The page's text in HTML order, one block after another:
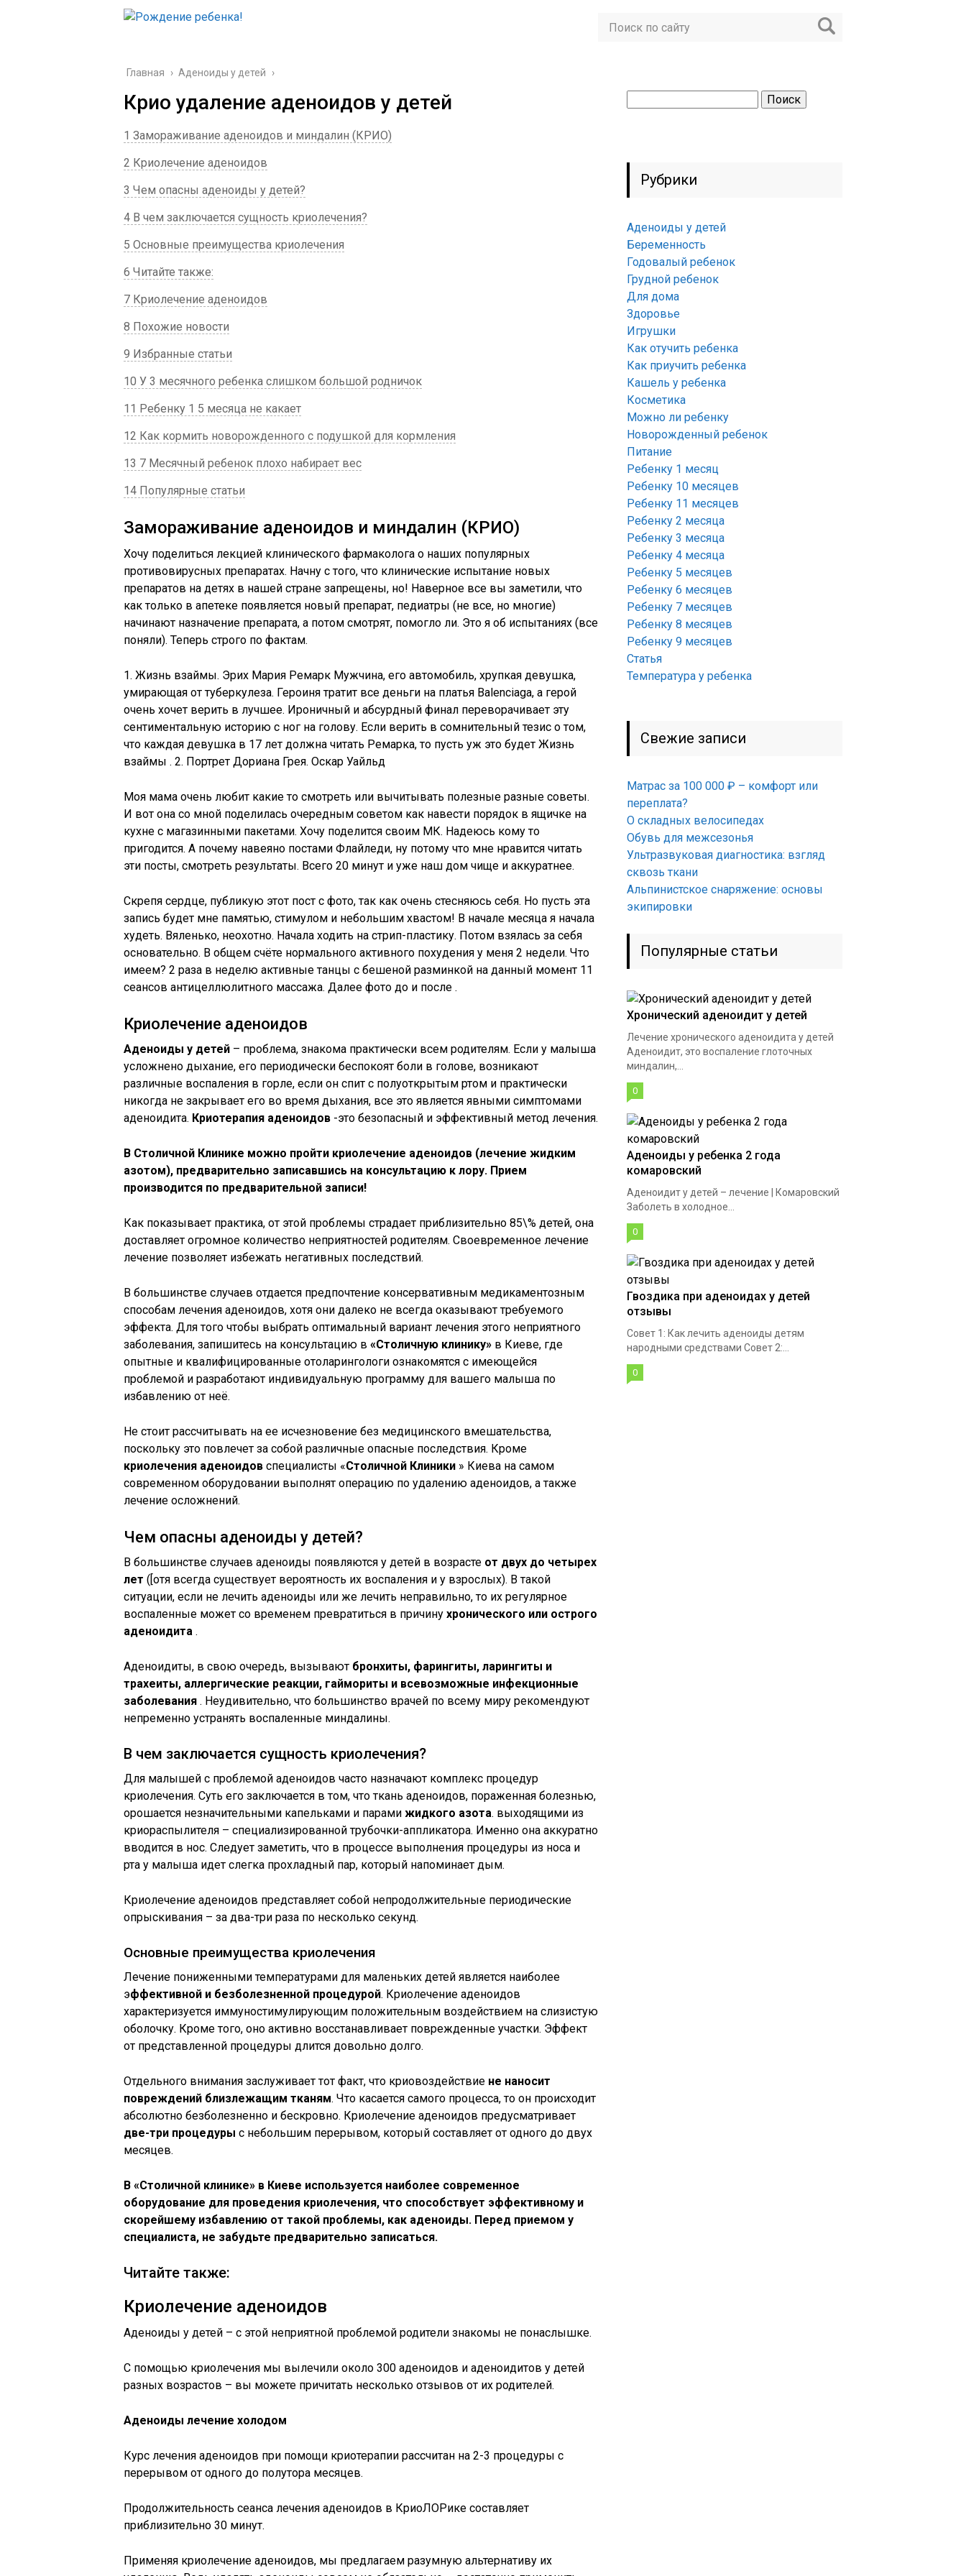
Главная › Аденоиды у детей ›
Крио удаление аденоидов у детей
1 Замораживание аденоидов и миндалин (КРИО)
2 Криолечение аденоидов
3 Чем опасны аденоиды у детей?
4 В чем заключается сущность криолечения?
5 Основные преимущества криолечения
6 Читайте также:
7 Криолечение аденоидов
8 Похожие новости
9 Избранные статьи
10 У 3 месячного ребенка слишком большой родничок
11 Ребенку 1 5 месяца не какает
12 Как кормить новорожденного с подушкой для кормления
13 7 Месячный ребенок плохо набирает вес
14 Популярные статьи
Замораживание аденоидов и миндалин (КРИО)
Хочу поделиться лекцией клинического фармаколога о наших популярных
противовирусных препаратах. Начну с того, что клинические испытание новых
препаратов на детях в нашей стране запрещены, но! Наверное все вы заметили, что
как только в апетеке появляется новый препарат, педиатры (не все, но многие)
начинают назначение препарата, а потом смотрят, помогло ли. Это я об испытаниях (все
поняли). Теперь строго по фактам.
1. Жизнь взаймы. Эрих Мария Ремарк Мужчина, его автомобиль, хрупкая девушка,
умирающая от туберкулеза. Героиня тратит все деньги на платья Balenciaga, а герой
очень хочет верить в лучшее. Ироничный и абсурдный финал переворачивает эту
сентиментальную историю с ног на голову. Если верить в сомнительный тезис о том,
что каждая девушка в 17 лет должна читать Ремарка, то пусть уж это будет Жизнь
взаймы . 2. Портрет Дориана Грея. Оскар Уайльд
Моя мама очень любит какие то смотреть или вычитывать полезные разные советы.
И вот она со мной поделилась очередным советом как навести порядок в ящичке на
кухне с магазинными пакетами. Хочу поделится своим МК. Надеюсь кому то
пригодится. А почему навеяно постами Флайледи, ну потому что мне нравится читать
эти посты, смотреть результаты. Всего 20 минут и уже наш дом чище и аккуратнее.
Скрепя сердце, публикую этот пост с фото, так как очень стесняюсь себя. Но пусть эта
запись будет мне памятью, стимулом и небольшим хвастом! В начале месяца я начала
худеть. Вяленько, неохотно. Начала ходить на стрип-пластику. Потом взялась за себя
основательно. В общем счёте нормального активного похудения у меня 2 недели. Что
имеем? 2 раза в неделю активные танцы с бешеной разминкой на данный момент 11
сеансов антицеллюлитного массажа. Далее фото до и после .
Криолечение аденоидов
Аденоиды у детей – проблема, знакома практически всем родителям. Если у малыша
усложнено дыхание, его периодически беспокоят боли в голове, возникают
различные воспаления в горле, если он спит с полуоткрытым ртом и практически
никогда не закрывает его во время дыхания, все это является явными симптомами
аденоидита. Криотерапия аденоидов -это безопасный и эффективный метод лечения.
В Столичной Клинике можно пройти криолечение аденоидов (лечение жидким
азотом), предварительно записавшись на консультацию к лору. Прием
производится по предварительной записи!
Как показывает практика, от этой проблемы страдает приблизительно 85\% детей, она
доставляет огромное количество неприятностей родителям. Своевременное лечение
лечение позволяет избежать негативных последствий.
В большинстве случаев отдается предпочтение консервативным медикаментозным
способам лечения аденоидов, хотя они далеко не всегда оказывают требуемого
эффекта. Для того чтобы выбрать оптимальный вариант лечения этого неприятного
заболевания, запишитесь на консультацию в «Столичную клинику» в Киеве, где
опытные и квалифицированные отоларингологи ознакомятся с имеющейся
проблемой и разработают индивидуальную программу для вашего малыша по
избавлению от неё.
Не стоит рассчитывать на ее исчезновение без медицинского вмешательства,
поскольку это повлечет за собой различные опасные последствия. Кроме
криолечения аденоидов специалисты «Столичной Клиники » Киева на самом
современном оборудовании выполнят операцию по удалению аденоидов, а также
лечение осложнений.
Чем опасны аденоиды у детей?
В большинстве случаев аденоиды появляются у детей в возрасте от двух до четырех
лет ([отя всегда существует вероятность их воспаления и у взрослых). В такой
ситуации, если не лечить аденоиды или же лечить неправильно, то их регулярное
воспаленные может со временем превратиться в причину хронического или острого
аденоидита .
Аденоидиты, в свою очередь, вызывают бронхиты, фарингиты, ларингиты и
трахеиты, аллергические реакции, гаймориты и всевозможные инфекционные
заболевания . Неудивительно, что большинство врачей по всему миру рекомендуют
непременно устранять воспаленные миндалины.
В чем заключается сущность криолечения?
Для малышей с проблемой аденоидов часто назначают комплекс процедур
криолечения. Суть его заключается в том, что ткань аденоидов, пораженная болезнью,
орошается незначительными капельками и парами жидкого азота. выходящими из
криораспылителя – специализированной трубочки-аппликатора. Именно она аккуратно
вводится в нос. Следует заметить, что в процессе выполнения процедуры из носа и
рта у малыша идет слегка прохладный пар, который напоминает дым.
Криолечение аденоидов представляет собой непродолжительные периодические
опрыскивания – за два-три раза по несколько секунд.
Основные преимущества криолечения
Лечение пониженными температурами для маленьких детей является наиболее
эффективной и безболезненной процедурой. Криолечение аденоидов
характеризуется иммуностимулирующим положительным воздействием на слизистую
оболочку. Кроме того, оно активно восстанавливает поврежденные участки. Эффект
от представленной процедуры длится довольно долго.
Отдельного внимания заслуживает тот факт, что криовоздействие не наносит
повреждений близлежащим тканям. Что касается самого процесса, то он происходит
абсолютно безболезненно и бескровно. Криолечение аденоидов предусматривает
две-три процедуры с небольшим перерывом, который составляет от одного до двух
месяцев.
В «Столичной клинике» в Киеве используется наиболее современное
оборудование для проведения криолечения, что способствует эффективному и
скорейшему избавлению от такой проблемы, как аденоиды. Перед приемом у
специалиста, не забудьте предварительно записаться.
Читайте также:
Криолечение аденоидов
Аденоиды у детей – с этой неприятной проблемой родители знакомы не понаслышке.
С помощью криолечения мы вылечили около 300 аденоидов и аденоидитов у детей
разных возрастов – вы можете причитать несколько отзывов от их родителей.
Аденоиды лечение холодом
Курс лечения аденоидов при помощи криотерапии рассчитан на 2-3 процедуры с
перерывом от одного до полутора месяцев.
Продолжительность сеанса лечения аденоидов в КриоЛОРике составляет
приблизительно 30 минут.
Применяя криолечение аденоидов, мы предлагаем разумную альтернативу их
Рубрики
Аденоиды у детей
Беременность
Годовалый ребенок
Грудной ребенок
Для дома
Здоровье
Игрушки
Как отучить ребенка
Как приучить ребенка
Кашель у ребенка
Косметика
Можно ли ребенку
Новорожденный ребенок
Питание
Ребенку 1 месяц
Ребенку 10 месяцев
Ребенку 11 месяцев
Ребенку 2 месяца
Ребенку 3 месяца
Ребенку 4 месяца
Ребенку 5 месяцев
Ребенку 6 месяцев
Ребенку 7 месяцев
Ребенку 8 месяцев
Ребенку 9 месяцев
Статья
Температура у ребенка
Свежие записи
Матрас за 100 000 ₽ – комфорт или
переплата?
О складных велосипедах
Обувь для межсезонья
Ультразвуковая диагностика: взгляд
сквозь ткани
Альпинистское снаряжение: основы
экипировки
Популярные статьи
Хронический аденоидит у детей
Лечение хронического аденоидита у детей
Аденоидит, это воспаление глоточных
миндалин,...
0
Аденоиды у ребенка 2 года
комаровский
Аденоидит у детей – лечение | Комаровский
Заболеть в холодное...
0
Гвоздика при аденоидах у детей
отзывы
Совет 1: Как лечить аденоиды детям
народными средствами Совет 2:...
0